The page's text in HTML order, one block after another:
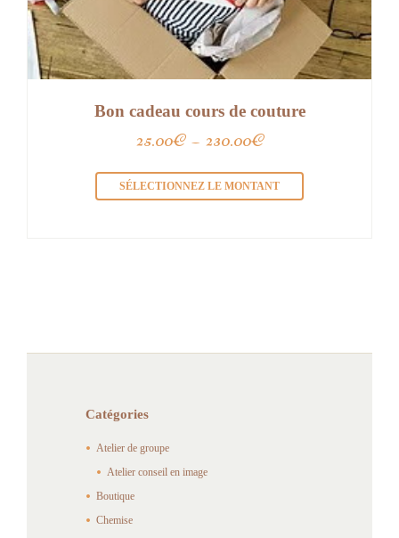
Bon cadeau cours de couture
25.00€ – 230.00€Plage
de
prix :
SÉLECTIONNEZ LE MONTANT
Catégories
Atelier de groupe
Atelier conseil en image
Boutique
Chemise